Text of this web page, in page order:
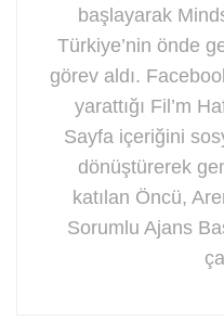
başlayarak
Türkiye’nin önde
görev aldı.
yarattığı Fil’m
Sayfa içeriğini
dönüştürerek
katılan Öncü,
Sorumlu Ajans